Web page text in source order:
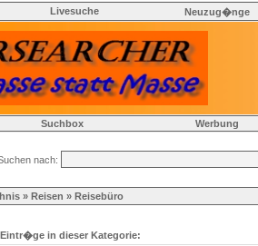
Livesuche Neuzug�nge
Suchbox Werbung
nach:
» Reisen » Reisebüro
in dieser Kategorie: